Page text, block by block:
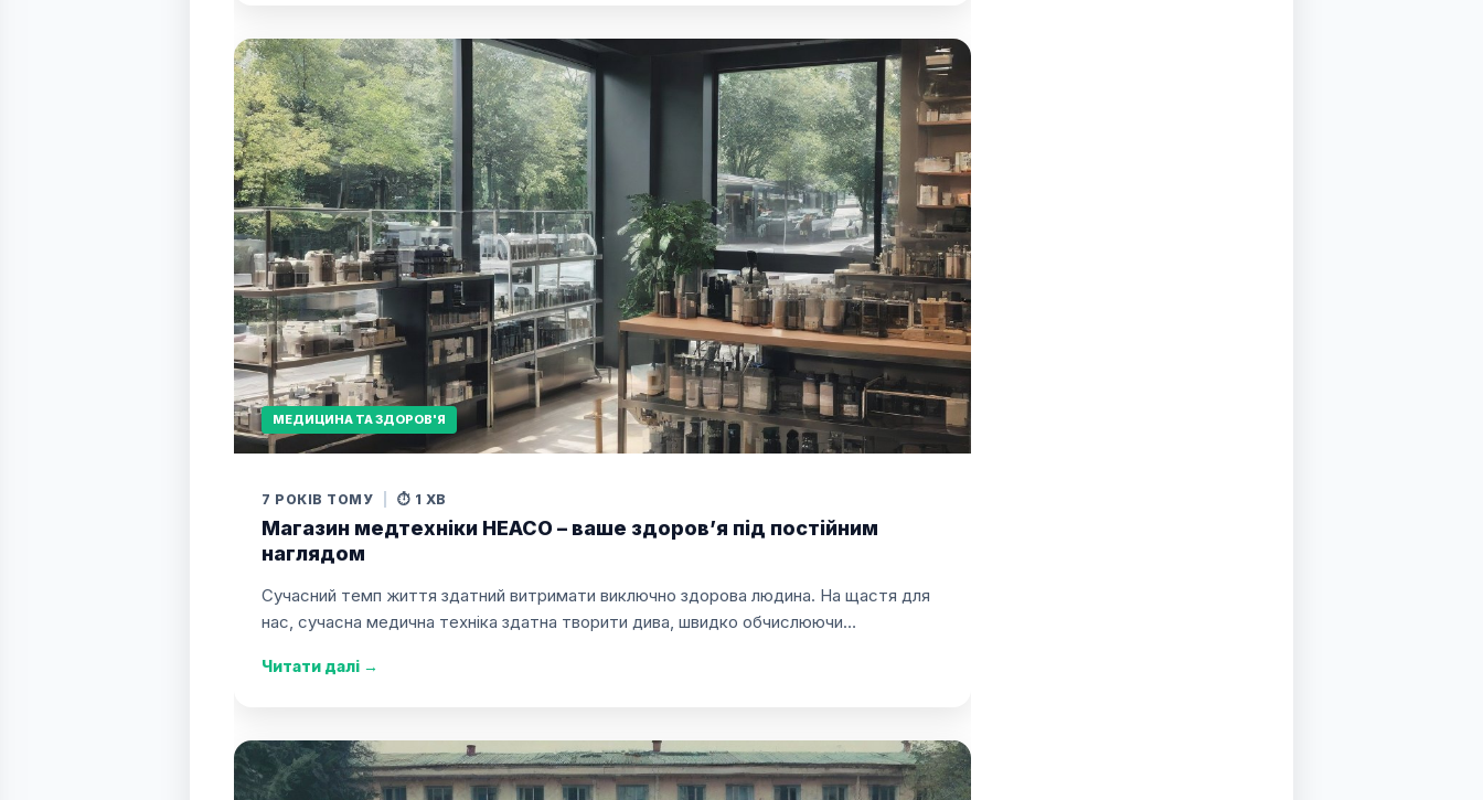
МЕДИЦИНА ТА ЗДОРОВ'Я
7 РОКІВ ТОМУ ⏱️ 1 ХВ
Магазин медтехніки HEACO – ваше здоров’я під постійним
наглядом
Сучасний темп життя здатний витримати виключно здорова людина. На щастя для
нас, сучасна медична техніка здатна творити дива, швидко обчислюючи…
Читати далі →